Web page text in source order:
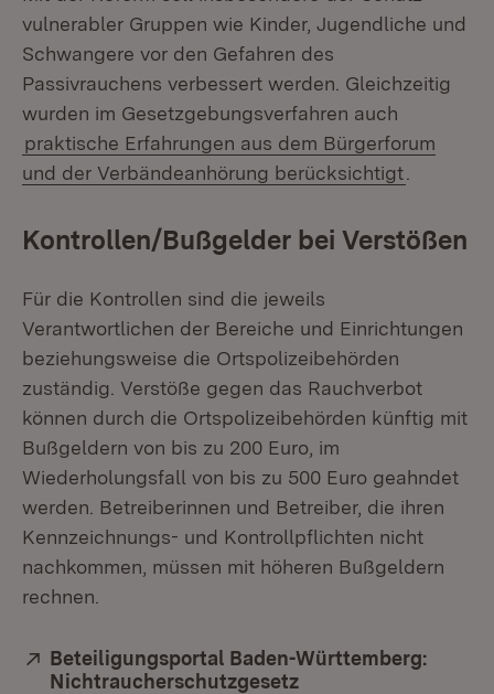
vulnerabler Gruppen wie Kinder, Jugendliche und
Schwangere vor den Gefahren des
Passivrauchens verbessert werden. Gleichzeitig
wurden im Gesetzgebungsverfahren auch
praktische Erfahrungen aus dem Bürgerforum
und der Verbändeanhörung berücksichtigt
Kontrollen/Bußgelder bei Verstößen
Für die Kontrollen sind die jeweils
Verantwortlichen der Bereiche und Einrichtungen
beziehungsweise die Ortspolizeibehörden
zuständig. Verstöße gegen das Rauchverbot
können durch die Ortspolizeibehörden künftig mit
Bußgeldern von bis zu 200 Euro, im
Wiederholungsfall von bis zu 500 Euro geahndet
werden. Betreiberinnen und Betreiber, die ihren
Kennzeichnungs- und Kontrollpflichten nicht
nachkommen, müssen mit höheren Bußgeldern
rechnen.
Extern:
Beteiligungsportal Baden-Württemberg:
Nichtraucherschutzgesetz